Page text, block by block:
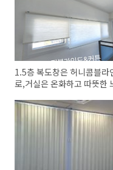
1.5층 복도창은 허니콤블라
로,거실은 온화하고 따뜻한
택)